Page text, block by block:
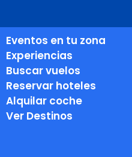
Eventos en tu zona
Experiencias
Buscar vuelos
Reservar hoteles
Alquilar coche
Ver Destinos